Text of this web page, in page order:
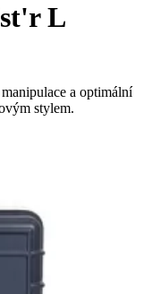
L
a optimální
stylem.